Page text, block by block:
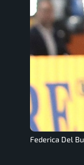
Federica Del